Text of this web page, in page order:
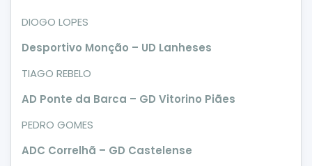
DIOGO LOPES
Desportivo Monção – UD Lanheses
TIAGO REBELO
AD Ponte da Barca – GD Vitorino Piães
PEDRO GOMES
ADC Correlhã – GD Castelense